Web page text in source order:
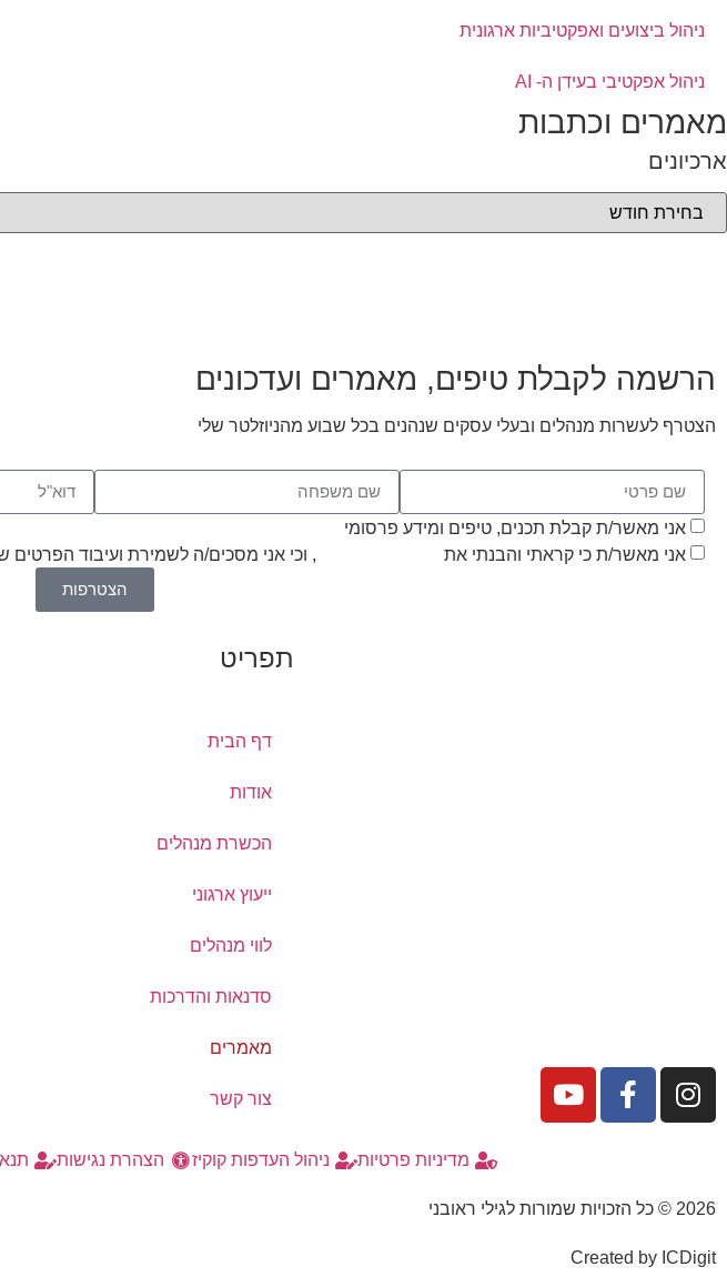
ניהול ביצועים ואפקטיביות ארגונית
ניהול אפקטיבי בעידן ה- AI
מאמרים וכתבות
ארכיונים
הרשמה לקבלת טיפים, מאמרים ועדכונים
הצטרף לעשרות מנהלים ובעלי עסקים שנהנים בכל שבוע מהניוזלטר שלי
אני מאשר/ת קבלת תכנים, טיפים ומידע פרסומי
אני מאשר/ת כי קראתי והבנתי את
, וכי אני מסכים/ה לשמירת ועיבוד הפרטים
הצטרפות
תפריט
דף הבית
אודות
הכשרת מנהלים
ייעוץ ארגוני
לווי מנהלים
סדנאות והדרכות
מאמרים
צור קשר
מדיניות פרטיות ניהול העדפות קוקיז הצהרת נגישות
2026 © כל הזכויות שמורות לגילי ראובני
Created by ICDigit